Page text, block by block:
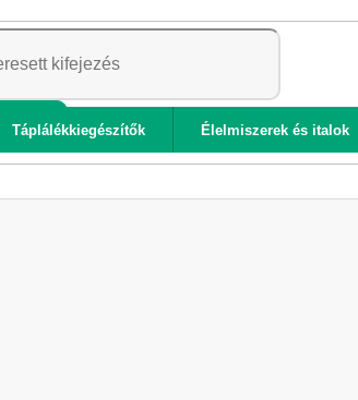
Táplálékkiegészítők Élelmiszerek és italok